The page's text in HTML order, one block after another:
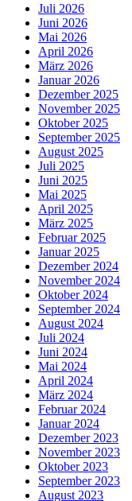
Juli 2026
Juni 2026
Mai 2026
April 2026
März 2026
Januar 2026
Dezember 2025
November 2025
Oktober 2025
September 2025
August 2025
Juli 2025
Juni 2025
Mai 2025
April 2025
März 2025
Februar 2025
Januar 2025
Dezember 2024
November 2024
Oktober 2024
September 2024
August 2024
Juli 2024
Juni 2024
Mai 2024
April 2024
März 2024
Februar 2024
Januar 2024
Dezember 2023
November 2023
Oktober 2023
September 2023
August 2023